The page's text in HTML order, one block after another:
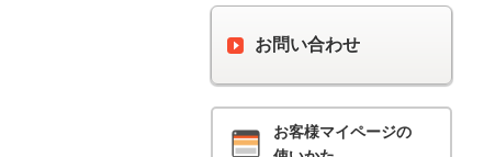
お問い合わせ
お客様マイページの